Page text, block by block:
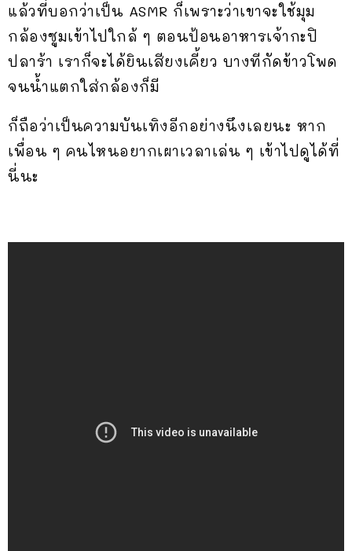
แล้วที่บอกว่าเป็น ASMR ก็เพราะว่าเขาจะใช้มุม
กล้องซูมเข้าไปใกล้ ๆ ตอนป้อนอาหารเจ้ากะปิ
ปลาร้า เราก็จะได้ยินเสียงเคี้ยว บางทีกัดข้าวโพด
จนน้ำแตกใส่กล้องก็มี
ก็ถือว่าเป็นความบันเทิงอีกอย่างนึงเลยนะ หาก
เพื่อน ๆ คนไหนอยากเผาเวลาเล่น ๆ เข้าไปดูได้ที่
นี่นะ